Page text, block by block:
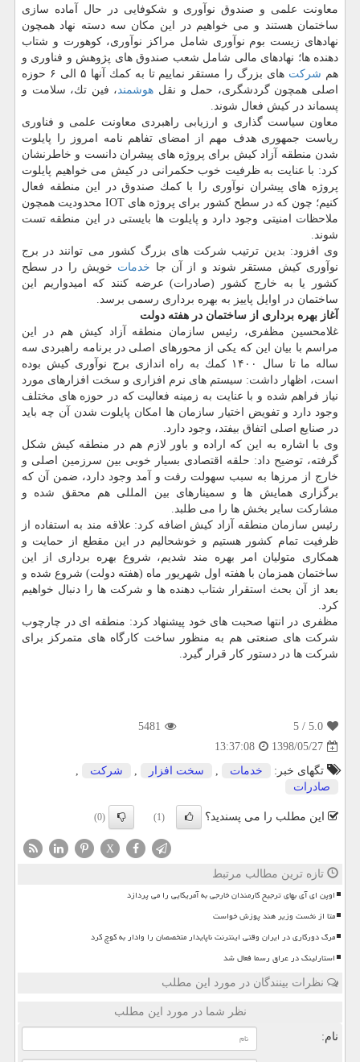
معاونت علمی و صندوق نوآوری و شكوفایی در حال آماده سازی
ساختمان هستند و می خواهیم در این مكان سه دسته نهاد همچون
نهادهای زیست بوم نوآوری شامل مراكز نوآوری، كوهورت و شتاب
دهنده ها؛ نهادهای مالی شامل شعب صندوق های پژوهش و فناوری و
هم شركت
های بزرگ را مستقر نماییم تا به كمك آنها ۵ الی ۶ حوزه
اصلی همچون گردشگری، حمل و نقل هوشمند ، فین تك، سلامت و
پسماند در كیش فعال شوند.
معاون سیاست گذاری و ارزیابی راهبردی معاونت علمی و فناوری
ریاست جمهوری هدف مهم از امضای تفاهم نامه امروز را پایلوت
شدن منطقه آزاد كیش برای پروژه های پیشران دانست و خاطرنشان
كرد: با عنایت به ظرفیت خوب حكمرانی در كیش می خواهیم پایلوت
پروژه های پیشران نوآوری را با كمك صندوق در این منطقه فعال
كنیم؛ چون كه در سطح كشور برای پروژه های IOT محدودیت همچون
ملاحظات امنیتی وجود دارد و پایلوت ها بایستی در این منطقه تست
شوند.
وی افزود: بدین ترتیب شركت های بزرگ كشور می توانند در برج
نوآوری كیش مستقر شوند و از آن جا خدمات خویش را در سطح
كشور یا به خارج كشور (صادرات) عرضه كنند كه امیدواریم این
ساختمان در اوایل پاییز به بهره برداری رسمی برسد.
آغاز بهره برداری از ساختمان در هفته دولت
غلامحسین مظفری، رئیس سازمان منطقه آزاد كیش هم در این
مراسم با بیان این كه یكی از محورهای اصلی در برنامه راهبردی سه
ساله ما تا سال ۱۴۰۰ كمك به راه اندازی برج نوآوری كیش بوده
است، اظهار داشت: سیستم های نرم افزاری و سخت افزارهای مورد
نیاز فراهم شده و با عنایت به زمینه فعالیت كه در حوزه های مختلف
وجود دارد و تفویض اختیار سازمان ها امكان پایلوت شدن آن چه باید
در صنایع اصلی اتفاق بیفتد، وجود دارد.
وی با اشاره به این كه اراده و باور لازم هم در منطقه كیش شكل
گرفته، توضیح داد: حلقه اقتصادی بسیار خوبی بین سرزمین اصلی و
خارج از مرزها به سبب سهولت رفت و آمد وجود دارد، ضمن آن كه
برگزاری همایش ها و سمینارهای بین المللی هم محقق شده و
مشاركت سایر بخش ها را می طلبد.
رئیس سازمان منطقه آزاد كیش اضافه كرد: علاقه مند به استفاده از
ظرفیت تمام كشور هستیم و خوشحالیم در این مقطع از حمایت و
همكاری متولیان امر بهره مند شدیم، شروع بهره برداری از این
ساختمان همزمان با هفته اول شهریور ماه (هفته دولت) شروع شده و
بعد از آن بحث استقرار شتاب دهنده ها و شركت ها را دنبال خواهیم
كرد.
مظفری در انتها صحبت های خود پیشنهاد كرد: منطقه ای در چارچوب
شركت های صنعتی هم به منظور ساخت كارگاه های متمركز برای
شركت ها در دستور كار قرار گیرد.
5.0
/ 5
5481
1398/05/27
13:37:08
تگهای خبر:
خدمات , سخت افزار , شركت
,
صادرات
این مطلب را می پسندید؟ (1)
(0)
X
تازه ترین مطالب مرتبط
اوپن ای آی بهای ترجیح کارمندان خارجی به آمریکایی را می پردازد
متا از نخست وزیر هند پوزش خواست
مرگ دورکاری در ایران وقتی اینترنت ناپایدار متخصصان را وادار به کوچ کرد
استارلینک در عراق رسما فعال شد
نظرات بینندگان در مورد این مطلب
نظر شما در مورد این مطلب
نام: